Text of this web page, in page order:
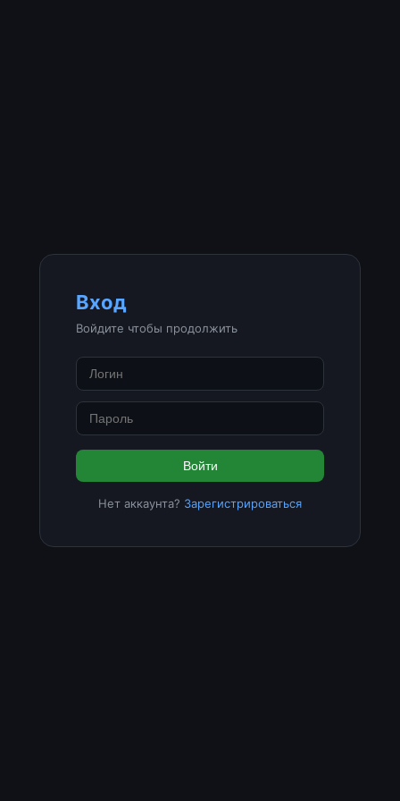
Вход
Войдите чтобы продолжить
Войти
Нет аккаунта? Зарегистрироваться